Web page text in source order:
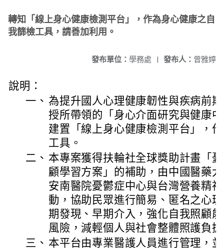
轉知「線上身心健康檢測平台」，作為身心健康之自
我篩檢工具，請善加利用。
發布人： 曾雅婷
發布單位： 學務處 |
說明：
一、 為提升國人心理健康韌性與疾病前
授所帶領的「身心介面研究與健康
建置「線上身心健康檢測平台」，
工具。
二、 本專案獲得扶輪社全球獎助計畫「
顧學習方案」的補助，由中國醫藥
安南醫院憂鬱症中心與台灣營養精
動，協助民眾進行簡易、匿名之心
期發現、早期介入，強化自我照顧
風險，減輕個人與社會整體照護負
三、 本平台由專業醫護人員進行管理，